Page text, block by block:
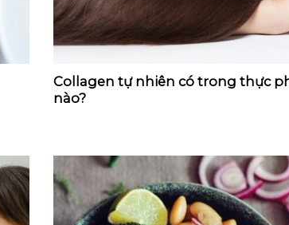
Collagen tự nhiên có trong thực
nào?